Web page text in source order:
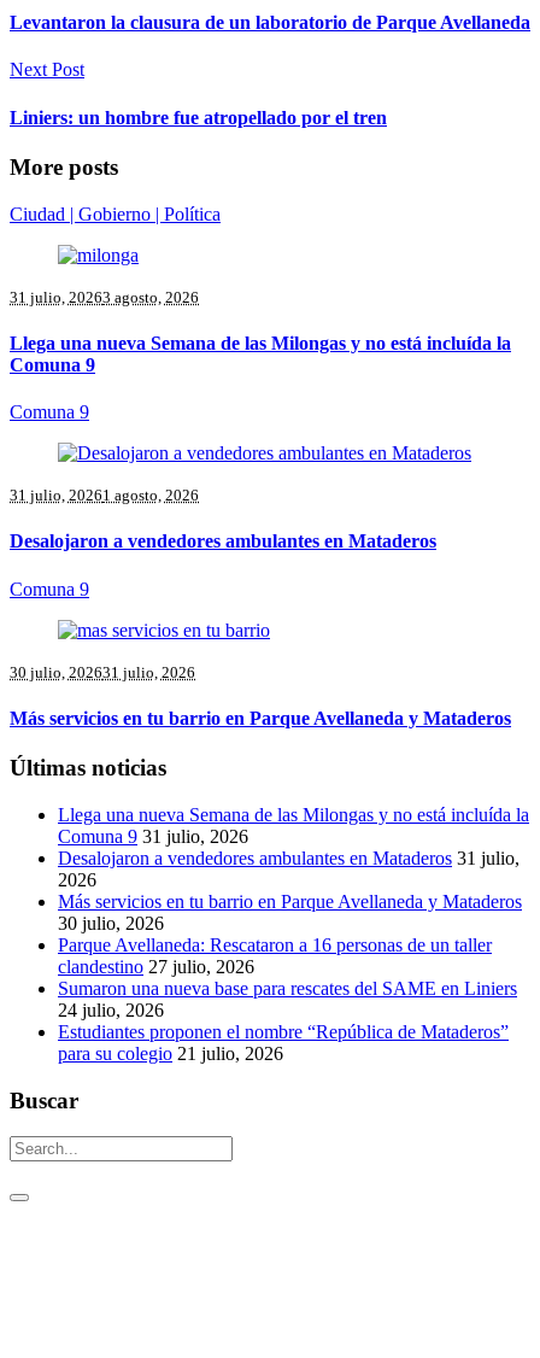
Levantaron la clausura de un laboratorio de Parque Avellaneda
Next Post
Liniers: un hombre fue atropellado por el tren
More posts
Ciudad | Gobierno | Política
31 julio, 20263 agosto, 2026
Llega una nueva Semana de las Milongas y no está incluída la
Comuna 9
Comuna 9
31 julio, 20261 agosto, 2026
Desalojaron a vendedores ambulantes en Mataderos
Comuna 9
30 julio, 202631 julio, 2026
Más servicios en tu barrio en Parque Avellaneda y Mataderos
Últimas noticias
Llega una nueva Semana de las Milongas y no está incluída la
Comuna 9 31 julio, 2026
Desalojaron a vendedores ambulantes en Mataderos 31 julio,
2026
Más servicios en tu barrio en Parque Avellaneda y Mataderos
30 julio, 2026
Parque Avellaneda: Rescataron a 16 personas de un taller
clandestino 27 julio, 2026
Sumaron una nueva base para rescates del SAME en Liniers
24 julio, 2026
Estudiantes proponen el nombre “República de Mataderos”
para su colegio 21 julio, 2026
Buscar